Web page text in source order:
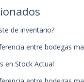
de inventario?
entre bodegas
en Stock Actual